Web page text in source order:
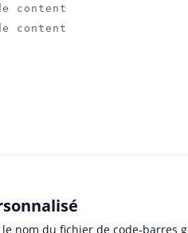
nom du fichier de code-barres